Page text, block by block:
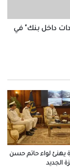
داخل بنك" في
يهنئ لواء حاتم حسن
الجديد